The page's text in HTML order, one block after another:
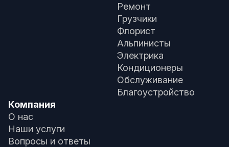
Ремонт
Грузчики
Флорист
Альпинисты
Электрика
Кондиционеры
Обслуживание
Благоустройство
Компания
О нас
Наши услуги
Вопросы и ответы